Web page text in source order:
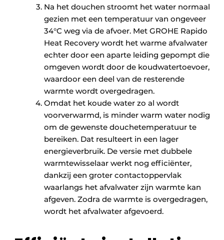
Na het douchen stroomt het water normaal
gezien met een temperatuur van ongeveer
34°C weg via de afvoer. Met GROHE Rapido
Heat Recovery wordt het warme afvalwater
echter door een aparte leiding gepompt die
omgeven wordt door de koudwatertoevoer,
waardoor een deel van de resterende
warmte wordt overgedragen.
Omdat het koude water zo al wordt
voorverwarmd, is minder warm water nodig
om de gewenste douchetemperatuur te
bereiken. Dat resulteert in een lager
energieverbruik. De versie met dubbele
warmtewisselaar werkt nog efficiënter,
dankzij een groter contactoppervlak
waarlangs het afvalwater zijn warmte kan
afgeven. Zodra de warmte is overgedragen,
wordt het afvalwater afgevoerd.